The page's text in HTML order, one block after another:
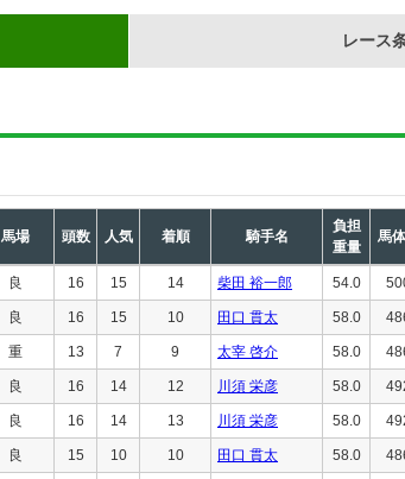
レース
馬場 頭数 人気 着順 騎手名
負担
重量
馬
良 16 15 14 柴田 裕一郎 54.0
良 16 15 10 田口 貫太 58.0
重 13 7 9 太宰 啓介 58.0
良 16 14 12 川須 栄彦 58.0
良 16 14 13 川須 栄彦 58.0
良 15 10 10 田口 貫太 58.0